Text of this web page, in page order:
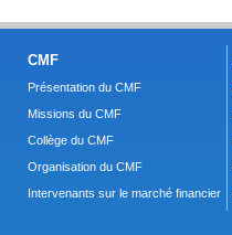
CMF
Présentation du CMF
Missions du CMF
Collège du CMF
Organisation du CMF
Intervenants sur le marché financier